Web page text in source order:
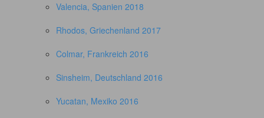
Valencia, Spanien 2018
Rhodos, Griechenland 2017
Colmar, Frankreich 2016
Sinsheim, Deutschland 2016
Yucatan, Mexiko 2016